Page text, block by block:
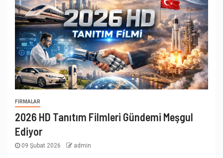
FIRMALAR
2026 HD Tanıtım Filmleri Gündemi Meşgul
Ediyor
09 Şubat 2026 admin